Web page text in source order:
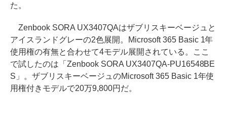
た。
Zenbook SORA UX3407QAはザブリスキーベージュと
アイスランドグレーの2色展開。Microsoft 365 Basic 1年
使用権の有無と合わせて4モデル展開されている。ここ
で試したのは「Zenbook SORA UX3407QA-PU16548BE
S」。ザブリスキーベージュのMicrosoft 365 Basic 1年使
用権付きモデルで20万9,800円だ。